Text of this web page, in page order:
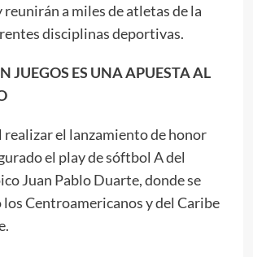
reunirán a miles de atletas de la
disciplinas deportivas.
JUEGOS ES UNA APUESTA AL
realizar el lanzamiento de honor
el play de sóftbol A del
Juan Pablo Duarte, donde se
Centroamericanos y del Caribe